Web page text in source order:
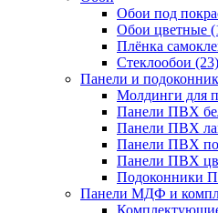
Обои под
Обои цветные
Плёнка
Стеклообои (23)
Панели и
Молдинги для
Панели ПВХ
Панели ПВХ
Панели ПВХ
Панели ПВХ
Подоконники
Панели МДФ и